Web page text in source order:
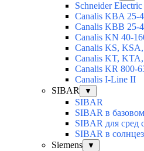
Schneider Electric
Canalis KBA 25-
Canalis KBB 25-
Canalis KN 40-
Canalis KS,
Canalis KT,
Canalis KR 800-
Canalis I-Line II
SIBAR
▼
SIBAR
SIBAR в
SIBAR для сред
SIBAR в
Siemens
▼